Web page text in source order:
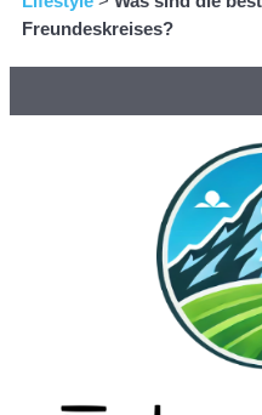
Freundeskreises?